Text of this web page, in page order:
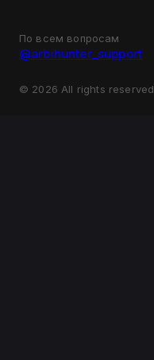
По всем вопросам
@arbihunter_support
© 2026 All rights reserved